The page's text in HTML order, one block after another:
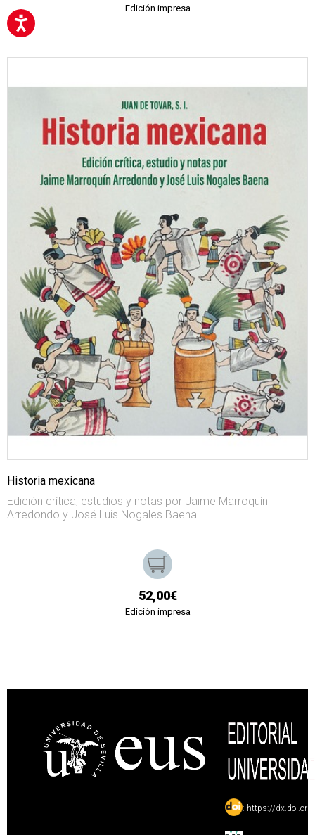
Edición impresa
Historia mexicana
Edición crítica, estudios y notas por Jaime Marroquín
Arredondo y José Luis Nogales Baena
52,00€
Edición impresa
: https://